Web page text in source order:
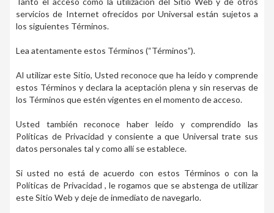
servicios de Internet ofrecidos por Universal están sujetos a
los siguientes Términos.
Lea atentamente estos Términos (“Términos”).
Al utilizar este Sitio, Usted reconoce que ha leído y comprende
estos Términos y declara la aceptación plena y sin reservas de
los Términos que estén vigentes en el momento de acceso.
Usted también reconoce haber leído y comprendido las
Políticas de Privacidad y consiente a que Universal trate sus
datos personales tal y como allí se establece.
Si usted no está de acuerdo con estos Términos o con la
Políticas de Privacidad , le rogamos que se abstenga de utilizar
este Sitio Web y deje de inmediato de navegarlo.